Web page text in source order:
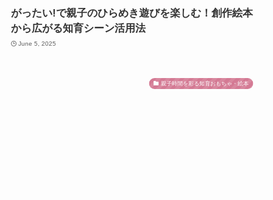
がったい!で親子のひらめき遊びを楽しむ！創作絵本
から広がる知育シーン活用法
June 5, 2025
親子時間を彩る知育おもちゃ・絵本